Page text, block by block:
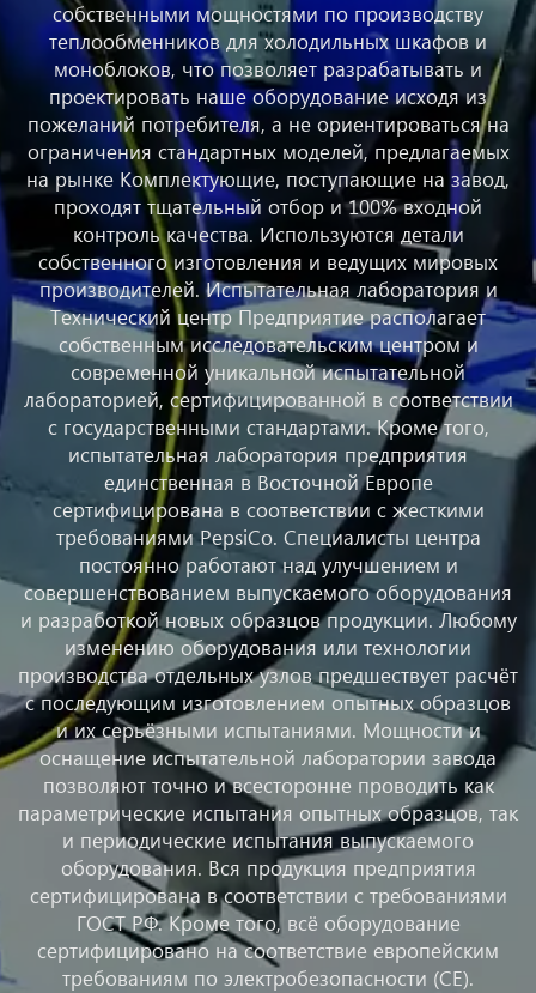
собственными мощностями по производству
теплообменников для холодильных шкафов и
моноблоков, что позволяет разрабатывать и
проектировать наше оборудование исходя из
пожеланий потребителя, а не ориентироваться на
ограничения стандартных моделей, предлагаемых
на рынке Комплектующие, поступающие на завод,
проходят тщательный отбор и 100% входной
контроль качества. Используются детали
собственного изготовления и ведущих мировых
производителей. Испытательная лаборатория и
Технический центр Предприятие располагает
собственным исследовательским центром и
современной уникальной испытательной
лабораторией, сертифицированной в соответствии
с государственными стандартами. Кроме того,
испытательная лаборатория предприятия
единственная в Восточной Европе
сертифицирована в соответствии с жесткими
требованиями PepsiCo. Специалисты центра
постоянно работают над улучшением и
совершенствованием выпускаемого оборудования
и разработкой новых образцов продукции. Любому
изменению оборудования или технологии
производства отдельных узлов предшествует расчёт
с последующим изготовлением опытных образцов
и их серьёзными испытаниями. Мощности и
оснащение испытательной лаборатории завода
позволяют точно и всесторонне проводить как
параметрические испытания опытных образцов, так
и периодические испытания выпускаемого
оборудования. Вся продукция предприятия
сертифицирована в соответствии с требованиями
ГОСТ РФ. Кроме того, всё оборудование
сертифицировано на соответствие европейским
требованиям по электробезопасности (CE).